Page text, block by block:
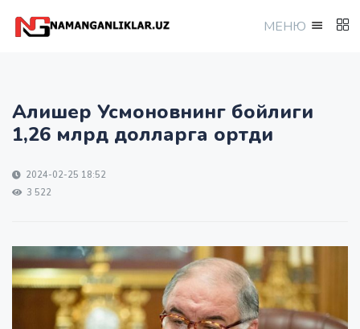
МEНЮ
Алишер Усмоновнинг бойлиги
1,26 млрд долларга ортди
2024-02-25 18:52
3 522